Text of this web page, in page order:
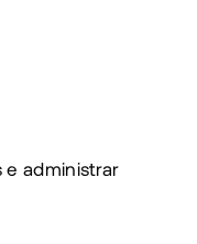
e administrar